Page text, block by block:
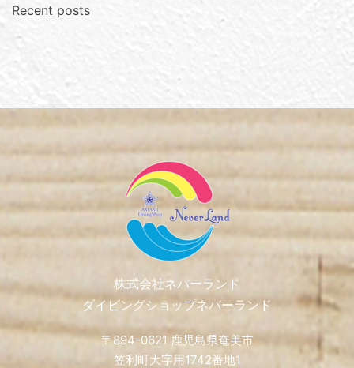
Recent posts
Footer
株式会社ネバーランド
ダイビングショップネバーランド
〒894-0621 鹿児島県奄美市
笠利町大字用1742番地1